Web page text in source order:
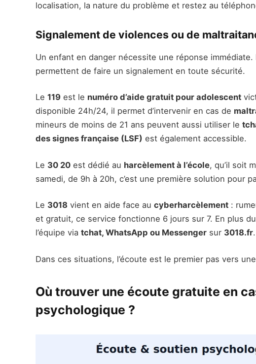
localisation, la nature du problème et restez au
Signalement de violences ou de
Un enfant en danger nécessite une réponse
permettent de faire un signalement en toute sécurité.
Le 119 est le numéro d’aide gratuit pour adolescent
disponible 24h/24, il permet d’intervenir en cas de
mineurs de moins de 21 ans peuvent aussi utiliser le
des signes française (LSF) est également accessible.
Le 30 20 est dédié au harcèlement à l’école, qu’il soit
samedi, de 9h à 20h, c’est une première solution pour
Le 3018 vient en aide face au cyberharcèlement :
et gratuit, ce service fonctionne 6 jours sur 7. En plus du
l’équipe via tchat, WhatsApp ou Messenger sur 3018.fr.
Dans ces situations, l’écoute est le premier pas vers
Où trouver une écoute gratuite en
psychologique ?